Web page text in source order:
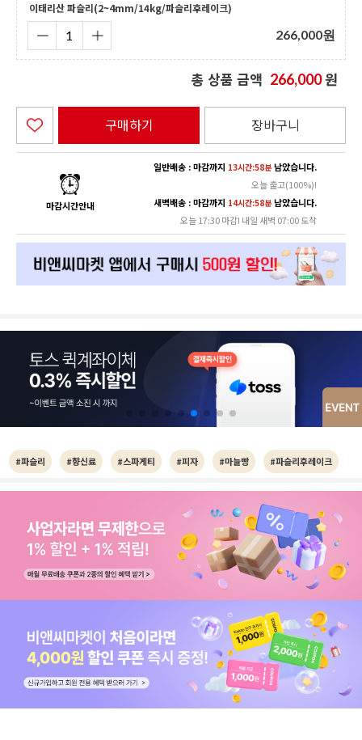
이태리산 파슬리(2~4mm/14kg/파슬리후레이크)
266,000원
총 상품 금액 266,000원
구매하기 장바구니
마감시간안내
일반배송 : 마감까지 13시간:58분남았습니다.
오늘 출고(100%)!
새벽배송 : 마감까지 14시간:58분남았습니다.
오늘 17:30 마감! 내일 새벽 07:00 도착
#파슬리 #향신료 #스파게티 #피자 #마늘빵 #파슬리후레이크